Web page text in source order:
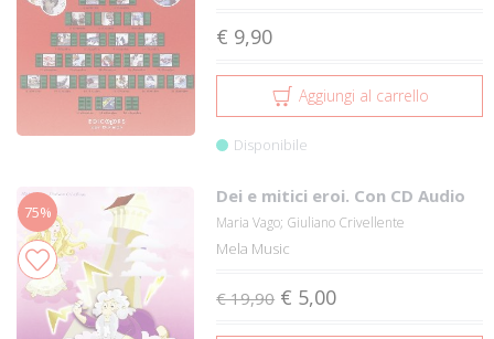
€ 9,90
Aggiungi al carrello
Disponibile
75%
Dei e mitici eroi. Con CD Audio
Maria Vago; Giuliano Crivellente
Mela Music
€ 19,90 € 5,00